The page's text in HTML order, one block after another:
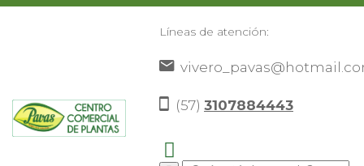
Líneas de atención:
(57) 3107884443
Plantas> Plantas De Exterior>Pino